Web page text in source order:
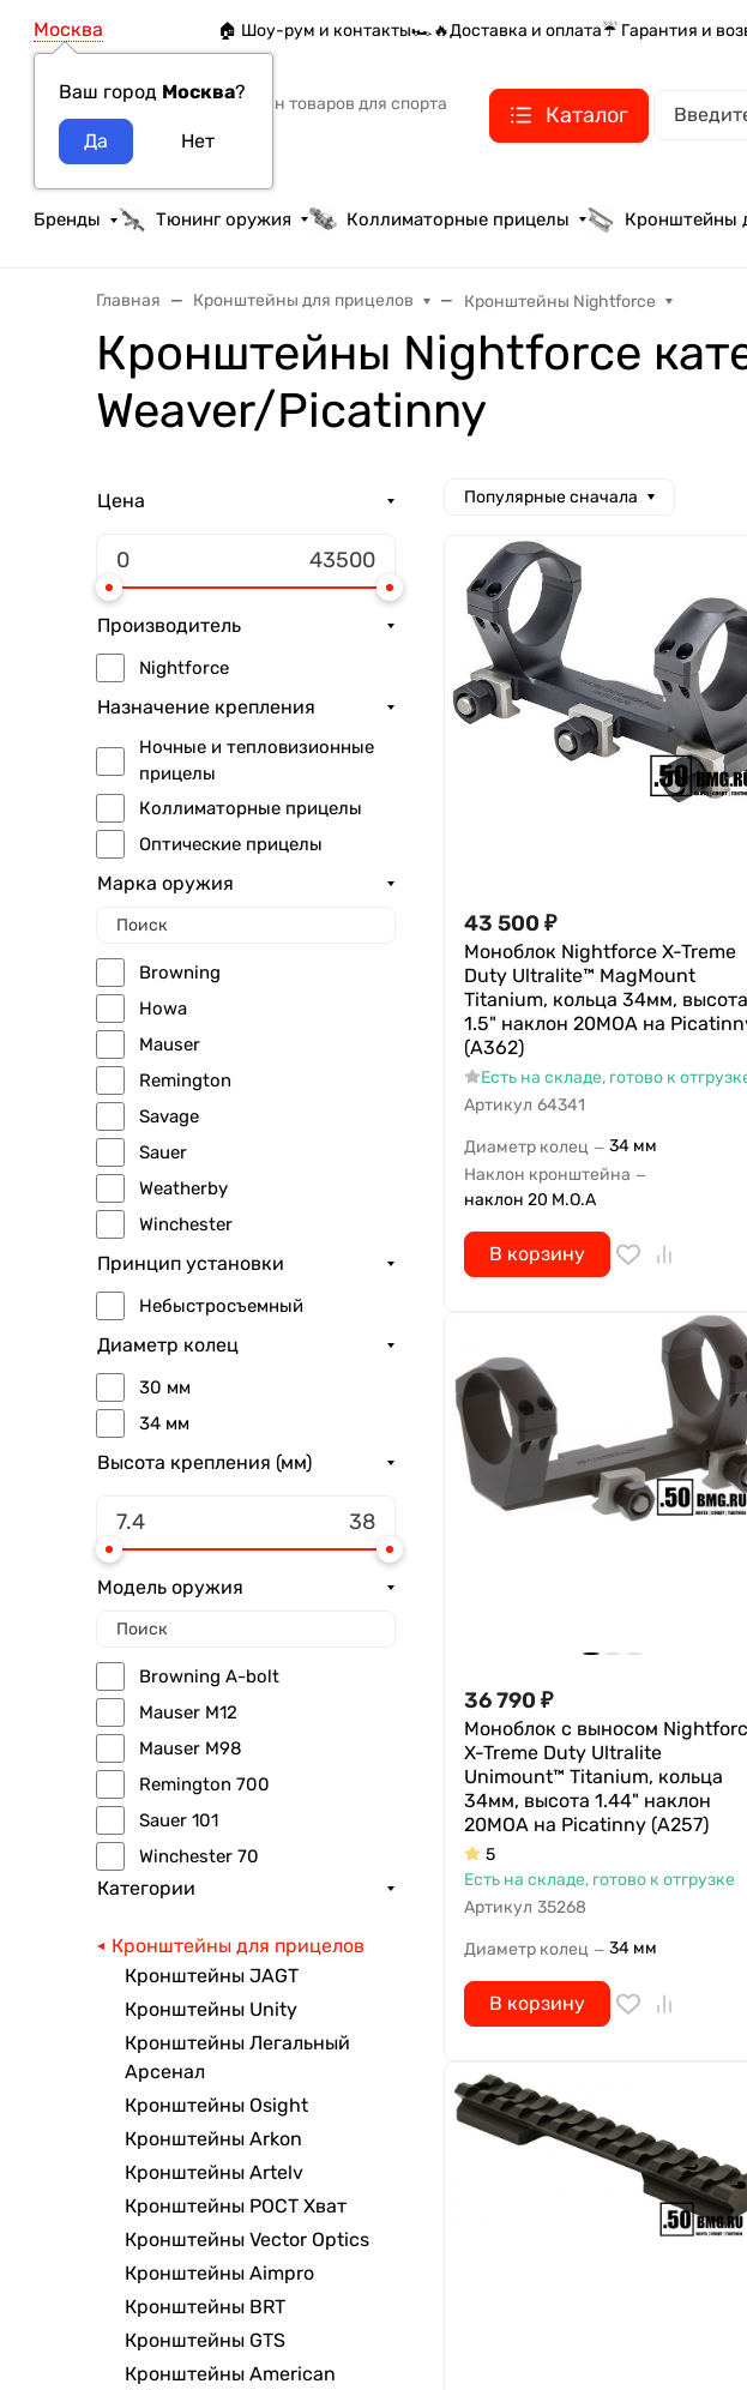
Москва
Ваш город Москва?
🏠 Шоу-рум и контакты🏎️🔥Доставка и оплата☔ Гарантия и
Интернет-магазин товаров для спорта
тактики и охоты
Каталог
Бренды Тюнинг оружия Коллиматорные прицелы Кронштейны
Главная Кронштейны для прицелов Кронштейны Nightforce
Кронштейны Nightforce
Weaver/Picatinny
Цена
Производитель
Nightforce
Назначение крепления
Ночные и тепловизионные
прицелы
Коллиматорные прицелы
Оптические прицелы
Марка оружия
Browning
Howa
Mauser
Remington
Savage
Sauer
Weatherby
Winchester
Принцип установки
Небыстросъемный
Диаметр колец
30 мм
34 мм
Высота крепления (мм)
Модель оружия
Browning A-bolt
Mauser M12
Mauser M98
Remington 700
Sauer 101
Winchester 70
Категории
Кронштейны для прицелов
Кронштейны JAGT
Кронштейны Unity
Кронштейны Легальный
Арсенал
Кронштейны Osight
Кронштейны Arkon
Кронштейны Artelv
Кронштейны РОСТ Хват
Кронштейны Vector Optics
Кронштейны Aimpro
Кронштейны BRT
Кронштейны GTS
Кронштейны American
Популярные сначала
43 500 ₽
Моноблок Nightforce X-Treme
Duty Ultralite™ MagMount
Titanium, кольца 34мм, высота
1.5" наклон 20МОА на
(A362)
Есть на складе, готово к
Артикул 64341
Диаметр колец — 34 мм
Наклон кронштейна —
наклон 20 M.O.A
В корзину
36 790 ₽
Моноблок с выносом
X-Treme Duty Ultralite
Unimount™ Titanium, кольца
34мм, высота 1.44" наклон
20МОА на Picatinny (A257)
5
Есть на складе, готово к отгрузке
Артикул 35268
Диаметр колец — 34 мм
В корзину